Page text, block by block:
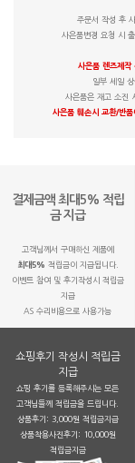
주문서 작성 후
사은품변경 요청 시
사은품 렌즈제작
일부 세일
사은품은 재고 소진
사은품 훼손시 교환/반
결제금액 최대5% 적립
금 지급
고객님께서 구매하신 제품에
최대5% 적립금이 지급됩니다.
이벤트 참여 및 후기작성시 적립금
지급
AS 수리비용으로 사용가능
쇼핑후기 작성시 적립금
지급
쇼핑 후기를 등록해주시는 모든
고객님들께 적립금을 드립니다.
상품후기: 3,000원 적립금지급
상품착용사진후기: 10,000원
적립금지금